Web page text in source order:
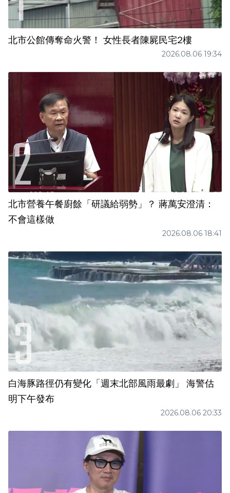
北市公館傳奪命火警！ 女性長者陳屍民宅2樓
2026.08.06 19:34
北市營養午餐廚餘「研議給弱勢」？ 蔣萬安澄清：
不會這樣做
2026.08.06 18:41
白海豚路徑仍有變化「週末北部風雨最劇」 海警估
明下午發布
2026.08.06 20:33